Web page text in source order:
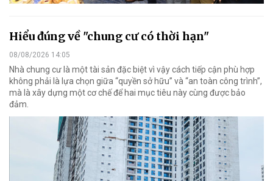
Hiểu đúng về "chung cư có thời hạn"
08/08/2026 14:05
Nhà chung cư là một tài sản đặc biệt vì vậy cách tiếp cận phù hợp
không phải là lựa chọn giữa “quyền sở hữu” và “an toàn công trình”,
mà là xây dựng một cơ chế để hai mục tiêu này cùng được bảo
đảm.